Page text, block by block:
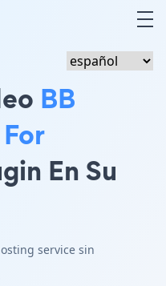
BB
En Su
service sin